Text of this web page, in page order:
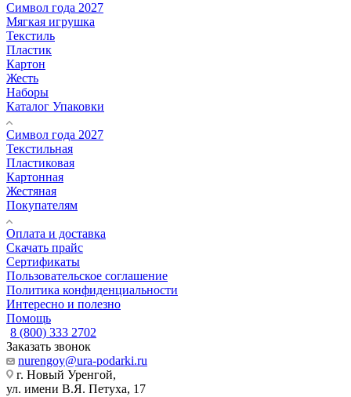
Символ года 2027
Мягкая игрушка
Текстиль
Пластик
Картон
Жесть
Наборы
Каталог Упаковки
Символ года 2027
Текстильная
Пластиковая
Картонная
Жестяная
Покупателям
Оплата и доставка
Скачать прайс
Сертификаты
Пользовательское соглашение
Политика конфиденциальности
Интересно и полезно
Помощь
8 (800) 333 2702
Заказать звонок
nurengoy@ura-podarki.ru
г. Новый Уренгой,
ул. имени В.Я. Петуха, 17